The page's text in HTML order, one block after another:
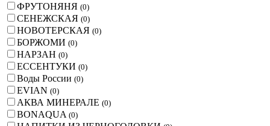
ФРУТОНЯНЯ (0)
СЕНЕЖСКАЯ (0)
НОВОТЕРСКАЯ (0)
БОРЖОМИ (0)
НАРЗАН (0)
ЕССЕНТУКИ (0)
Воды России (0)
EVIAN (0)
АКВА МИНЕРАЛЕ (0)
BONAQUA (0)